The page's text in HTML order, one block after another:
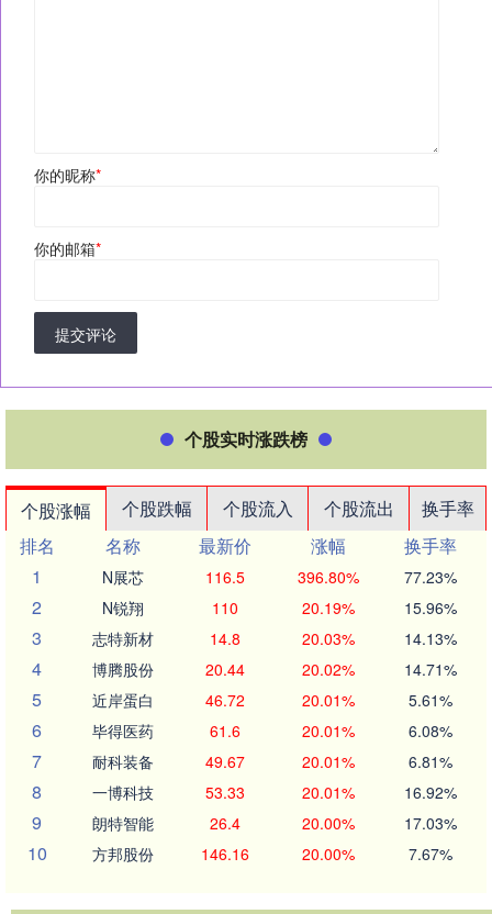
你的昵称*
你的邮箱*
提交评论
个股实时涨跌榜
个股涨幅 个股跌幅 个股流入 个股流出
换手率
排名
名称 最新价 涨幅
换手率
1
N展芯 116.5 396.80% 77.23%
2 N锐翔 110 20.19% 15.96%
3 志特新材 14.8 20.03% 14.13%
4 博腾股份 20.44 20.02% 14.71%
5 近岸蛋白 46.72 20.01% 5.61%
6 毕得医药 61.6 20.01% 6.08%
7 耐科装备 49.67 20.01% 6.81%
8 一博科技 53.33 20.01% 16.92%
9 朗特智能 26.4 20.00% 17.03%
10 方邦股份 146.16 20.00% 7.67%